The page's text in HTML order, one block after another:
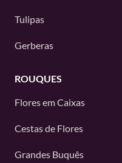
Tulipas
Gerberas
ROUQUES
Flores em Caixas
Cestas de Flores
Grandes Buquês